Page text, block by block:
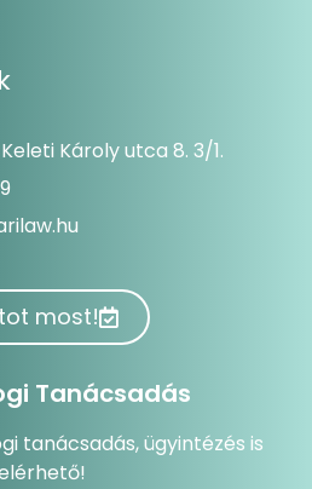
Károly utca 8. 3/1.
most!
Tanácsadás
tanácsadás, ügyintézés is